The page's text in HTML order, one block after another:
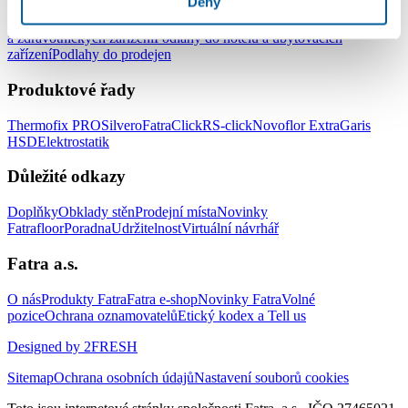
Podlahy do kanceláříPodlahy do škol a školekPodlahy do nemocnic
a zdravotnických zařízeníPodlahy do hotelů a ubytovacích
zařízeníPodlahy do prodejen
Produktové řady
Thermofix PROSilveroFatraClickRS-clickNovoflor ExtraGaris
HSDElektrostatik
Důležité odkazy
DoplňkyObklady stěnProdejní místaNovinky
FatrafloorPoradnaUdržitelnostVirtuální návrhář
Fatra a.s.
O násProdukty FatraFatra e-shopNovinky FatraVolné
poziceOchrana oznamovatelůEtický kodex a Tell us
Designed by 2FRESH
SitemapOchrana osobních údajůNastavení souborů cookies